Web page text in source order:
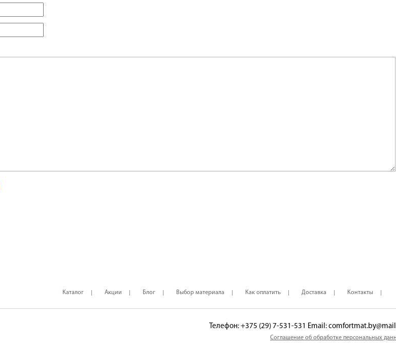
Каталог Акции Блог Выбор материала Как оплатить Доставка Контакты
Телефон: ‎+375 (29) 7-531-531 Email:
Соглашение об обработке персональных